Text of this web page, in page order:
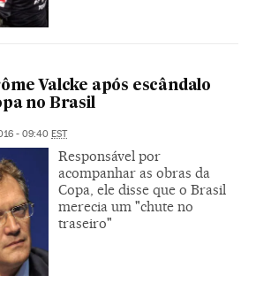
Valcke após escândalo
no Brasil
- 09:40 EST
Responsável por
acompanhar as obras da
Copa, ele disse que o Brasil
merecia um "chute no
traseiro"